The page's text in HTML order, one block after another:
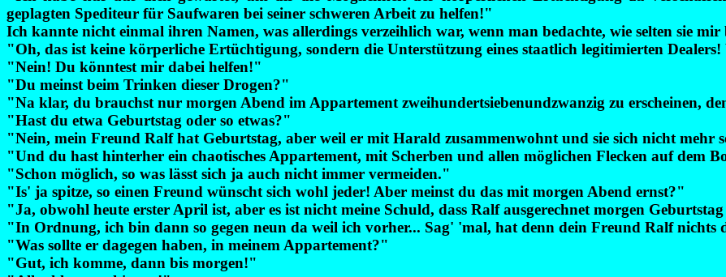
geplagten Spediteur für Saufwaren bei seiner schweren Arbeit zu helfen!"
Ich kannte nicht einmal ihren Namen, was allerdings verzeihlich war, wenn man bedachte, wie selten sie
"Oh, das ist keine körperliche Ertüchtigung, sondern die Unterstützung eines staatlich legitimierten
"Nein! Du könntest mir dabei helfen!"
"Du meinst beim Trinken dieser Drogen?"
"Na klar, du brauchst nur morgen Abend im Appartement zweihundertsiebenundzwanzig zu erscheinen,
"Hast du etwa Geburtstag oder so etwas?"
"Nein, mein Freund Ralf hat Geburtstag, aber weil er mit Harald zusammenwohnt und sie sich nicht mehr
"Und du hast hinterher ein chaotisches Appartement, mit Scherben und allen möglichen Flecken auf dem
"Schon möglich, so was lässt sich ja auch nicht immer vermeiden."
"Is' ja spitze, so einen Freund wünscht sich wohl jeder! Aber meinst du das mit morgen Abend ernst?"
"Ja, obwohl heute erster April ist, aber es ist nicht meine Schuld, dass Ralf ausgerechnet morgen
"In Ordnung, ich bin dann so gegen neun da weil ich vorher... Sag' 'mal, hat denn dein Freund Ralf nichts
"Was sollte er dagegen haben, in meinem Appartement?"
"Gut, ich komme, dann bis morgen!"